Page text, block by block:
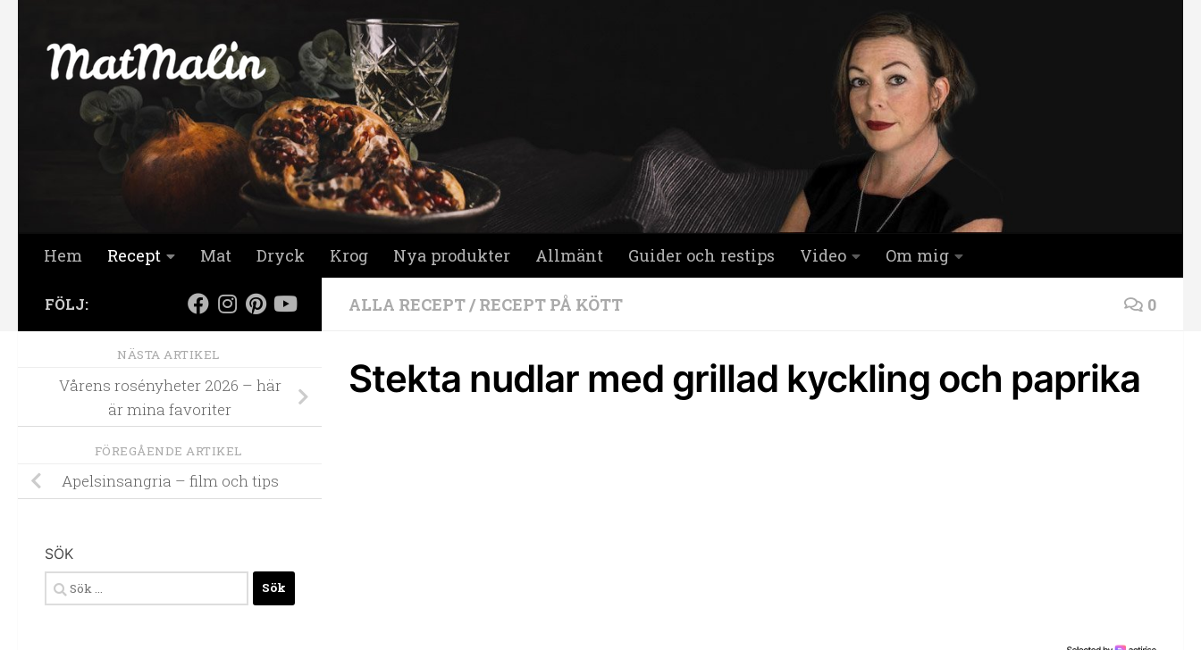
Hem Recept Mat Dryck Krog Nya produkter Allmänt Guider och restips Video Om mig
ALLA RECEPT / RECEPT PÅ KÖTT 0
Stekta nudlar med grillad kyckling och paprika
FÖLJ:
NÄSTA ARTIKEL
Vårens rosényheter 2026 – här
är mina favoriter
FÖREGÅENDE ARTIKEL
Apelsinsangria – film och tips
SÖK
Sök
efter: